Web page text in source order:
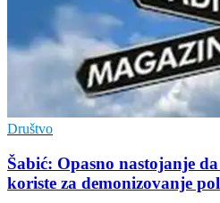
Društvo
Šabić: Opasno nastojanje
koriste za demonizovanje